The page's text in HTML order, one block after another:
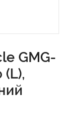
GMG-
(L),